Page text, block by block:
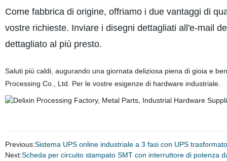
Come fabbrica di origine, offriamo i due vantaggi di
vostre richieste. Inviare i disegni dettagliati all'e-mail
dettagliato al più presto.
Saluti più caldi, augurando una giornata deliziosa piena di gioia e
Processing Co., Ltd. Per le vostre esigenze di hardware industriale.
Previous:Sistema UPS online industriale a 3 fasi con UPS
Next:Scheda per circuito stampato SMT con interruttore di potenza